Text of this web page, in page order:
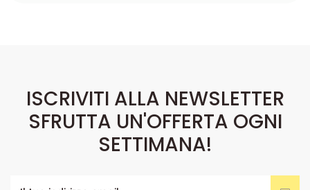
ISCRIVITI ALLA NEWSLETTER
SFRUTTA UN'OFFERTA OGNI
SETTIMANA!